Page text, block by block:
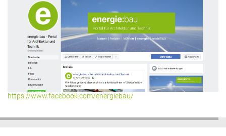
https://www.facebook.com/energiebau/